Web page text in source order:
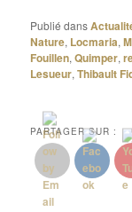
Publié dans
Nature, Locmaria,
Fouillen,Quimper,
Lesueur,Thibault
PARTAGER SUR :